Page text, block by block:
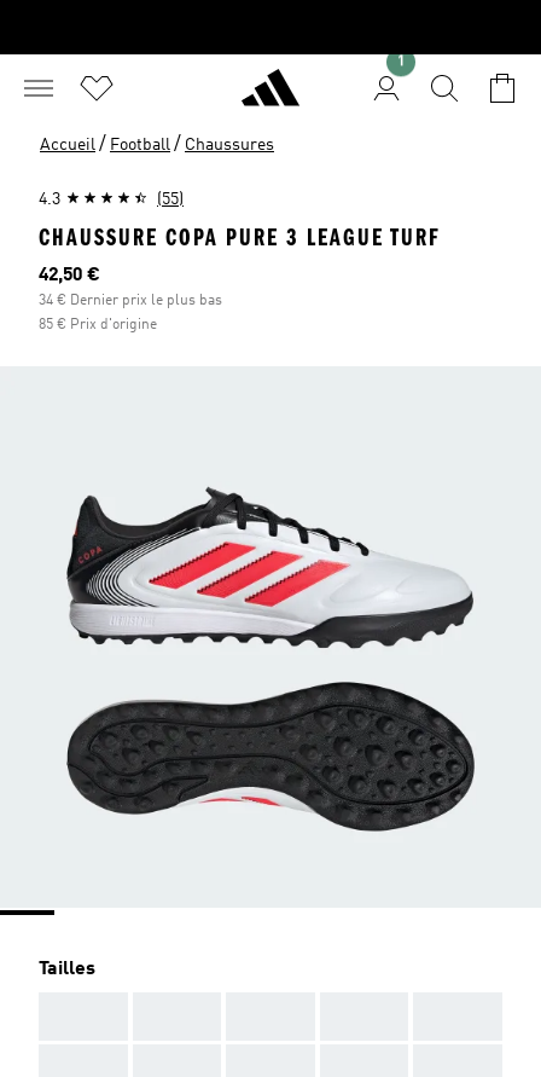
1
Accueil / Football / Chaussures
4.3 (55)
CHAUSSURE COPA PURE 3 LEAGUE TURF
Prix actuel
42,50 €
34 € Dernier prix le plus bas
85 € Prix d'origine
Tailles